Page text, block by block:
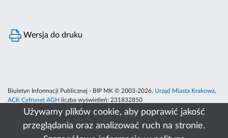
Używamy plików cookie, aby poprawić jakość
przeglądania oraz analizować ruch na stronie.
Wersja do druku
Biuletyn Informacji Publicznej - BIP MK © 2003-2026, Urząd Miasta Krakowa,
ACK Cyfronet AGH
liczba wyświetleń: 231832850